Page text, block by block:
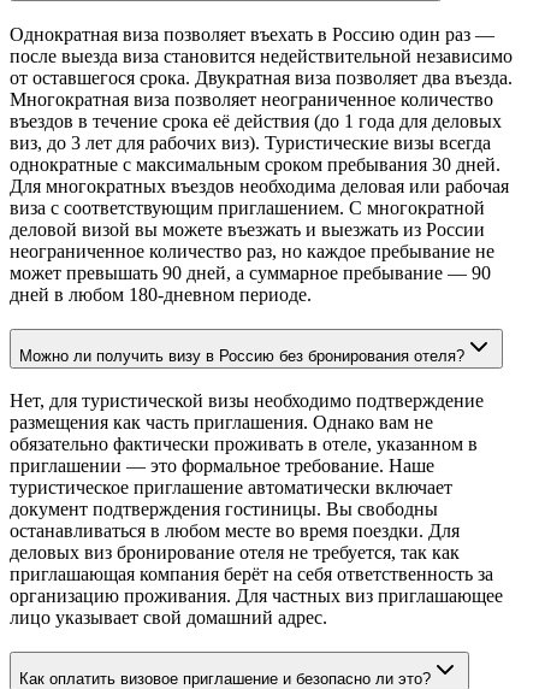
Однократная виза позволяет въехать в Россию один раз —
после выезда виза становится недействительной независимо
от оставшегося срока. Двукратная виза позволяет два въезда.
Многократная виза позволяет неограниченное количество
въездов в течение срока её действия (до 1 года для деловых
виз, до 3 лет для рабочих виз). Туристические визы всегда
однократные с максимальным сроком пребывания 30 дней.
Для многократных въездов необходима деловая или рабочая
виза с соответствующим приглашением. С многократной
деловой визой вы можете въезжать и выезжать из России
неограниченное количество раз, но каждое пребывание не
может превышать 90 дней, а суммарное пребывание — 90
дней в любом 180-дневном периоде.
Можно ли получить визу в Россию без бронирования отеля?
Нет, для туристической визы необходимо подтверждение
размещения как часть приглашения. Однако вам не
обязательно фактически проживать в отеле, указанном в
приглашении — это формальное требование. Наше
туристическое приглашение автоматически включает
документ подтверждения гостиницы. Вы свободны
останавливаться в любом месте во время поездки. Для
деловых виз бронирование отеля не требуется, так как
приглашающая компания берёт на себя ответственность за
организацию проживания. Для частных виз приглашающее
лицо указывает свой домашний адрес.
Как оплатить визовое приглашение и безопасно ли это?